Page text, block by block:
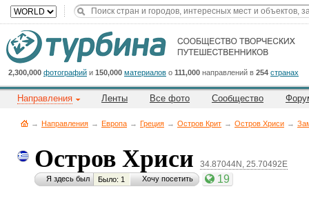
2,300,000 фотографий и 150,000 материалов о 111,000 направлений в 254 странах
Направления Ленты Все фото Сообщество
→ Направления → Европа → Греция → Остров Крит → Остров Хриси →
Остров Хриси 34.87044N, 25.70492E
Я здесь был Было: 1 Хочу посетить 19
Cейчас
на
сайте:
Title
Button